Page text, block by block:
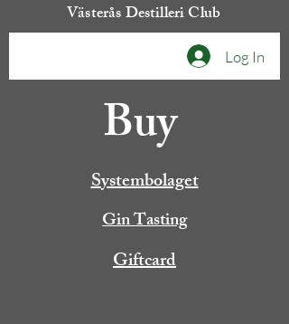
Västerås Destilleri Club
Log In
Buy
Systembolaget
Gin Tasting
Giftcard